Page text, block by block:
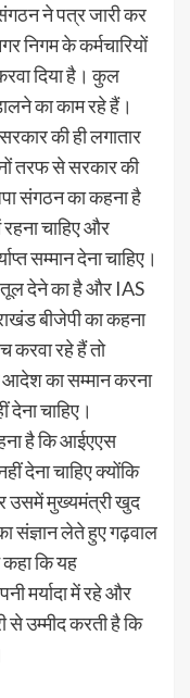
ने पत्र जारी कर
निगम के कर्मचारियों
दिया है। कुल
का काम रहे हैं।
की ही लगातार
तरफ से सरकार की
संगठन का कहना है
रहना चाहिए और
सम्मान देना चाहिए।
तूल देने का है और IAS
बीजेपी का कहना
करवा रहे हैं तो
का सम्मान करना
चाहिए।
है कि आईएएस
देना चाहिए क्योंकि
उसमें मुख्यमंत्री खुद
संज्ञान लेते हुए गढ़वाल
कि यह
मर्यादा में रहे और
से उम्मीद करती है कि